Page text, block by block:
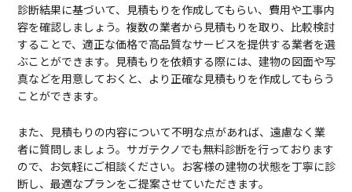
診断結果に基づいて、見積もりを作成してもらい、費用や工事内
容を確認しましょう。複数の業者から見積もりを取り、比較検討
することで、適正な価格で高品質なサービスを提供する業者を選
ぶことができます。見積もりを依頼する際には、建物の図面や写
真などを用意しておくと、より正確な見積もりを作成してもらう
ことができます。
また、見積もりの内容について不明な点があれば、遠慮なく業
者に質問しましょう。サガテクノでも無料診断を行っております
ので、お気軽にご相談ください。お客様の建物の状態を丁寧に診
断し、最適なプランをご提案させていただきます。